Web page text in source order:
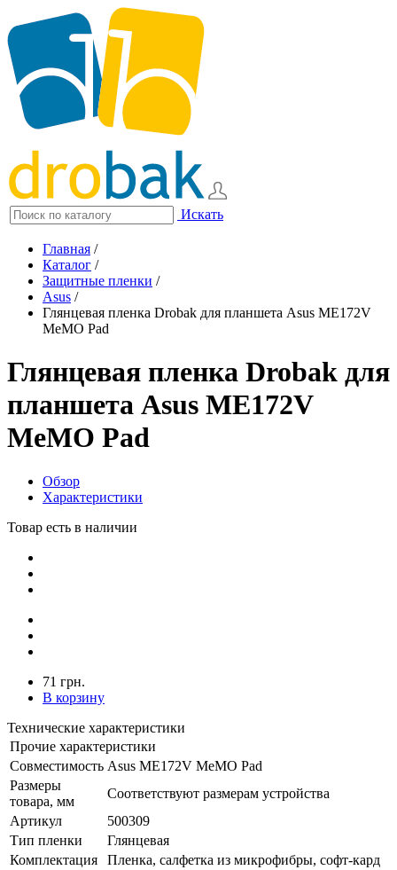
Искать
Главная /
Каталог /
Защитные пленки /
Asus /
Глянцевая пленка Drobak для планшета Asus ME172V
MeMO Pad
Глянцевая пленка Drobak для
планшета Asus ME172V
MeMO Pad
Обзор
Характеристики
Товар есть в наличии
71 грн.
В корзину
Технические характеристики
Прочие характеристики
Совместимость Asus ME172V MeMO Pad
Размеры
товара, мм
Соответствуют размерам устройства
Артикул
500309
Тип пленки
Глянцевая
Комплектация
Пленка, салфетка из микрофибры, софт-кард